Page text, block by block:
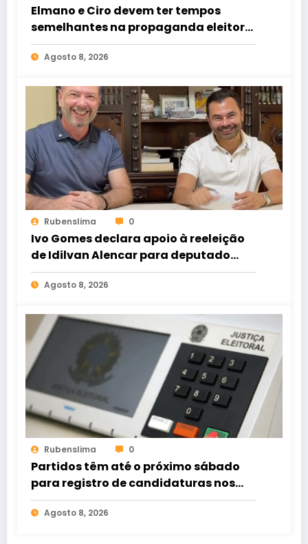
Elmano e Ciro devem ter tempos
semelhantes na propaganda eleitoral
de rádio e TV
Agosto 8, 2026
Rubenslima 0
Ivo Gomes declara apoio à reeleição
de Idilvan Alencar para deputado
federal
Agosto 8, 2026
Rubenslima 0
Partidos têm até o próximo sábado
para registro de candidaturas nos
tribunais
Agosto 8, 2026